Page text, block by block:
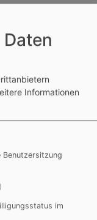
Tour
heute ganz
auf die Stadt
ich hier geboren
wie dieser
am Ende eines
Informationen
Benutzersitzung
im